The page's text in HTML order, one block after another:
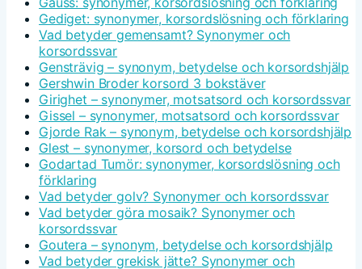
Gediget: synonymer, korsordslösning och förklaring
Vad betyder gemensamt? Synonymer och
korsordssvar
Gensträvig – synonym, betydelse och korsordshjälp
Gershwin Broder korsord 3 bokstäver
Girighet – synonymer, motsatsord och korsordssvar
Gissel – synonymer, motsatsord och korsordssvar
Gjorde Rak – synonym, betydelse och korsordshjälp
Glest – synonymer, korsord och betydelse
Godartad Tumör: synonymer, korsordslösning och
förklaring
Vad betyder golv? Synonymer och korsordssvar
Vad betyder göra mosaik? Synonymer och
korsordssvar
Goutera – synonym, betydelse och korsordshjälp
Vad betyder grekisk jätte? Synonymer och